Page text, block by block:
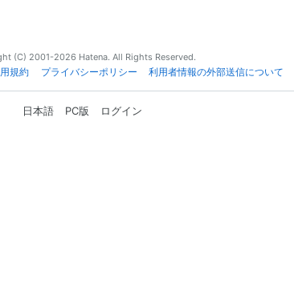
(C) 2001-2026 Hatena. All Rights Reserved.
規約 プライバシーポリシー 利用者情報の外部送信について
日本語 PC版 ログイン